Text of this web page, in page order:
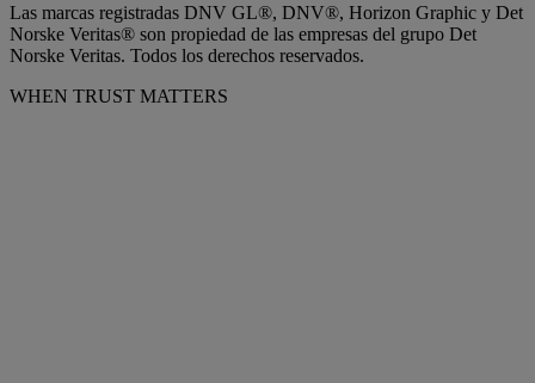
Las marcas registradas DNV GL®, DNV®, Horizon Graphic y Det
Norske Veritas® son propiedad de las empresas del grupo Det
Norske Veritas. Todos los derechos reservados.
WHEN TRUST MATTERS